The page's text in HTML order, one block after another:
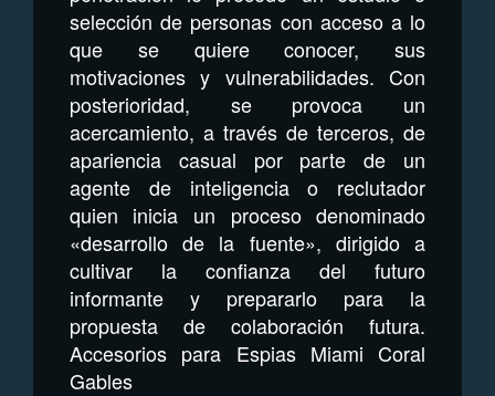
selección de personas con acceso a lo
que se quiere conocer, sus
motivaciones y vulnerabilidades. Con
posterioridad, se provoca un
acercamiento, a través de terceros, de
apariencia casual por parte de un
agente de inteligencia o reclutador
quien inicia un proceso denominado
«desarrollo de la fuente», dirigido a
cultivar la confianza del futuro
informante y prepararlo para la
propuesta de colaboración futura.
Accesorios para Espias Miami Coral
Gables